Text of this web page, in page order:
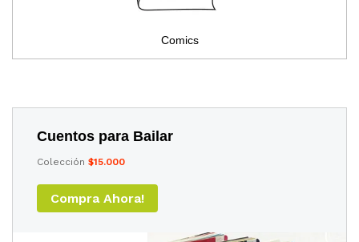
Comics
Cuentos para Bailar
Colección $15.000
Compra Ahora!